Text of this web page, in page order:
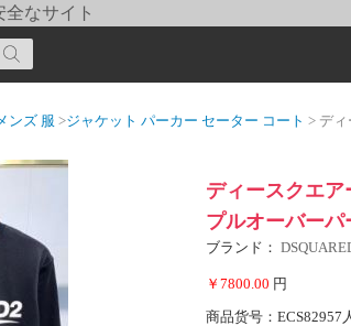
なサイト
ンズ 服 >ジャケット パーカー セーター コート > ディース
ディースクエ
プルオーバーパ
ブランド：
￥7800.00 円
商品货号：ECS82957